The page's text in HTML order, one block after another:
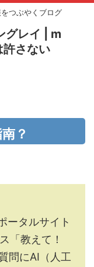
つぶやくブログ
グレイ | m
さない
？
ータルサイト
「教えて！
問にAI（人工